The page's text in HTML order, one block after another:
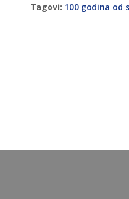
Tagovi: 100 godina od